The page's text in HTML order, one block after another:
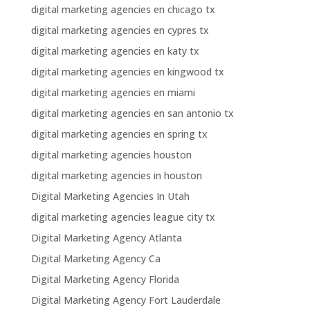
digital marketing agencies en chicago tx
digital marketing agencies en cypres tx
digital marketing agencies en katy tx
digital marketing agencies en kingwood tx
digital marketing agencies en miami
digital marketing agencies en san antonio tx
digital marketing agencies en spring tx
digital marketing agencies houston
digital marketing agencies in houston
Digital Marketing Agencies In Utah
digital marketing agencies league city tx
Digital Marketing Agency Atlanta
Digital Marketing Agency Ca
Digital Marketing Agency Florida
Digital Marketing Agency Fort Lauderdale